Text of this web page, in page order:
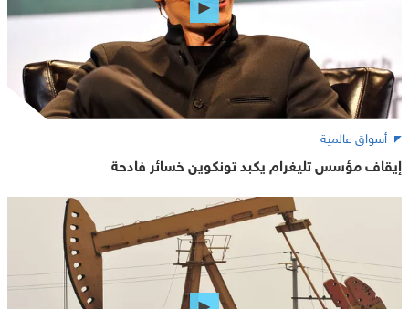
أسواق عالمية
إيقاف مؤسس تليغرام يكبد تونكوين خسائر فادحة